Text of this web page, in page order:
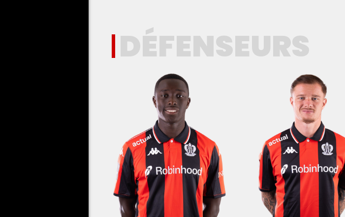
DÉFENSEURS